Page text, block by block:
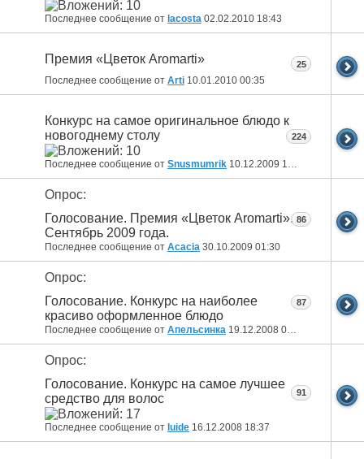
Последнее сообщение от lacosta 02.02.2010 18:43
Премия «Цветок Aromarti»
Последнее сообщение от Arti 10.01.2010 00:35
25
Конкурс на самое оригинальное блюдо к
новогоднему столу
Последнее сообщение от Snusmumrik 10.12.2009 18:34
224
Опрос:
Голосование. Премия «Цветок Aromarti».
Сентябрь 2009 года.
Последнее сообщение от Acacia 30.10.2009 01:30
86
Опрос:
Голосование. Конкурс на наиболее
красиво оформленное блюдо
Последнее сообщение от Апельсинка 19.12.2008 09:20
87
Опрос:
Голосование. Конкурс на самое лучшее
средство для волос
Последнее сообщение от luide 16.12.2008 18:37
91